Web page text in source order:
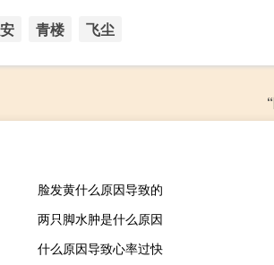
青楼 飞尘
脸发黄什么原因导致的
两只脚水肿是什么原因
什么原因导致心率过快